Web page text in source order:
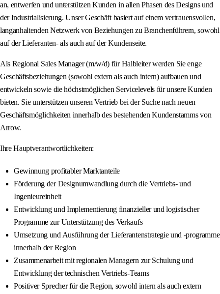
an, entwerfen und unterstützen Kunden in allen Phasen des Designs und
der Industrialisierung. Unser Geschäft basiert auf einem vertrauensvollen,
langanhaltenden Netzwerk von Beziehungen zu Branchenführern, sowohl
auf der Lieferanten- als auch auf der Kundenseite.
Als Regional Sales Manager (m/w/d) für Halbleiter werden Sie enge
Geschäftsbeziehungen (sowohl extern als auch intern) aufbauen und
entwickeln sowie die höchstmöglichen Servicelevels für unsere Kunden
bieten. Sie unterstützen unseren Vertrieb bei der Suche nach neuen
Geschäftsmöglichkeiten innerhalb des bestehenden Kundenstamms von
Arrow.
Ihre Hauptverantwortlichkeiten:
Gewinnung profitabler Marktanteile
Förderung der Designumwandlung durch die Vertriebs- und
Ingenieureinheit
Entwicklung und Implementierung finanzieller und logistischer
Programme zur Unterstützung des Verkaufs
Umsetzung und Ausführung der Lieferantenstrategie und -programme
innerhalb der Region
Zusammenarbeit mit regionalen Managern zur Schulung und
Entwicklung der technischen Vertriebs-Teams
Positiver Sprecher für die Region, sowohl intern als auch extern